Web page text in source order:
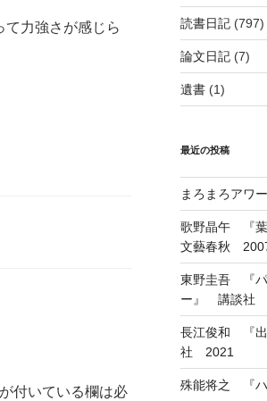
て力強さが感じら
が付いている欄は必
読書日記(797)
論文日記(7)
遺書(1)
最近の投稿
まろまろアワ
歌野晶午 『
文藝春秋
東野圭吾 『パ
ー』 講談社
長江俊和 『
社 2021
殊能将之 『